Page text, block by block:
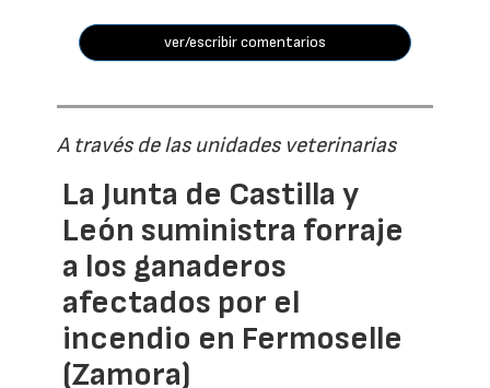
ver/escribir comentarios
A través de las unidades veterinarias
La Junta de Castilla y
León suministra forraje
a los ganaderos
afectados por el
incendio en Fermoselle
(Zamora)